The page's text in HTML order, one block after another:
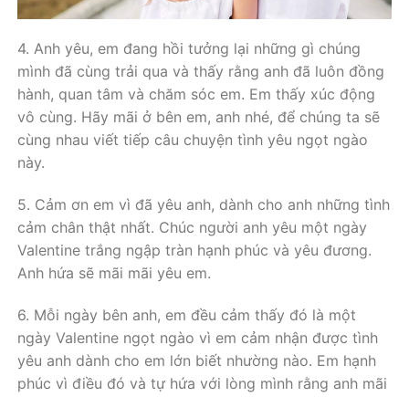
4. Anh yêu, em đang hồi tưởng lại những gì chúng
mình đã cùng trải qua và thấy rằng anh đã luôn đồng
hành, quan tâm và chăm sóc em. Em thấy xúc động
vô cùng. Hãy mãi ở bên em, anh nhé, để chúng ta sẽ
cùng nhau viết tiếp câu chuyện tình yêu ngọt ngào
này.
5. Cảm ơn em vì đã yêu anh, dành cho anh những tình
cảm chân thật nhất. Chúc người anh yêu một ngày
Valentine trắng ngập tràn hạnh phúc và yêu đương.
Anh hứa sẽ mãi mãi yêu em.
6. Mỗi ngày bên anh, em đều cảm thấy đó là một
ngày Valentine ngọt ngào vì em cảm nhận được tình
yêu anh dành cho em lớn biết nhường nào. Em hạnh
phúc vì điều đó và tự hứa với lòng mình rằng anh mãi